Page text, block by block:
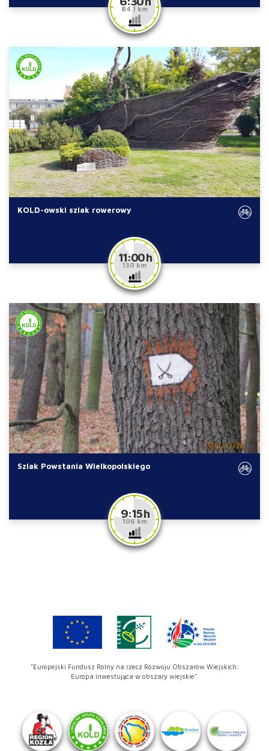
84.1 km
KOLD-owski szlak rowerowy
11:00 h
130 km
Szlak Powstania Wielkopolskiego
9:15 h
106 km
"Europejski Fundusz Rolny na rzecz Rozwoju Obszarów Wiejskich:
Europa inwestująca w obszary wiejskie".